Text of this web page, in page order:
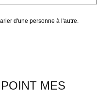
MES
d'une personne à l'autre.